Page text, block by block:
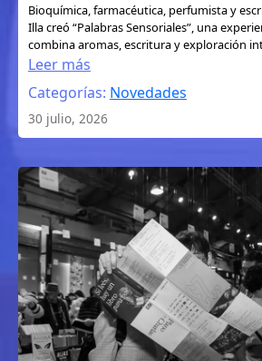
Bioquímica, farmacéutica, perfumista y
Illa creó “Palabras Sensoriales”, una
combina aromas, escritura y exploración
Leer más
:
Donde
el
olfato
encuentra
las
palabras
Categorías: Novedades
30 julio, 2026